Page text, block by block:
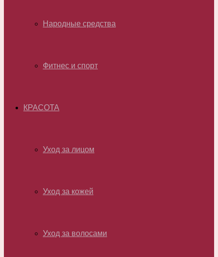
Народные средства
Фитнес и спорт
КРАСОТА
Уход за лицом
Уход за кожей
Уход за волосами